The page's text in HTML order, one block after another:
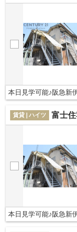
本日見学可能♪阪急新
賃貸 | ハイツ 富士
本日見学可能♪阪急新